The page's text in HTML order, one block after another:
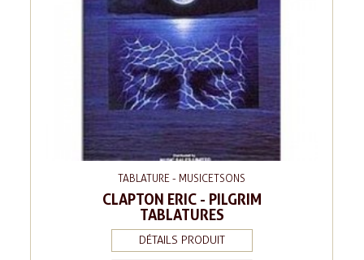
TABLATURE - MUSICETSONS
CLAPTON ERIC - PILGRIM
TABLATURES
DÉTAILS PRODUIT